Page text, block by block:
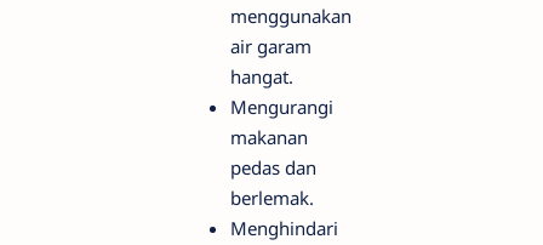
menggunakan
air garam
hangat.
Mengurangi
makanan
pedas dan
berlemak.
Menghindari